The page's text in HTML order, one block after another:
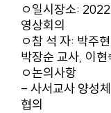
ㅇ일시장소:
영상회의
ㅇ참 석 자: 박주
박장순 교사, 이
ㅇ논의사항
- 사서교사 양성
협의